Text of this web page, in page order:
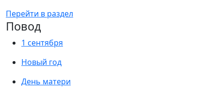
Перейти в раздел
Повод
1 сентября
Новый год
День матери